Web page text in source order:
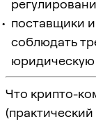
поставщики
соблюдать
юридическую
Что крипто-
(практический